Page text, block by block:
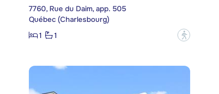
7760, Rue du Daim, app. 505
Québec (Charlesbourg)
1
1 ?